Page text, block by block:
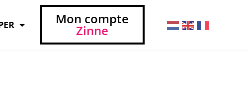
Mon compte
Zinne